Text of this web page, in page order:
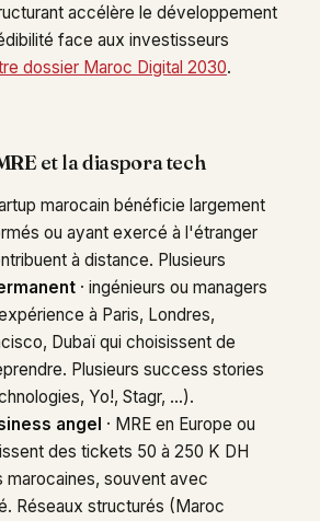
accélère le développement
face aux investisseurs
dossier Maroc Digital 2030.
et la diaspora tech
marocain bénéficie largement
ou ayant exercé à l'étranger
à distance. Plusieurs
· ingénieurs ou managers
à Paris, Londres,
Dubaï qui choisissent de
Plusieurs success stories
Yo!, Stagr, ...).
angel · MRE en Europe ou
des tickets 50 à 250 K DH
marocaines, souvent avec
Réseaux structurés (Maroc